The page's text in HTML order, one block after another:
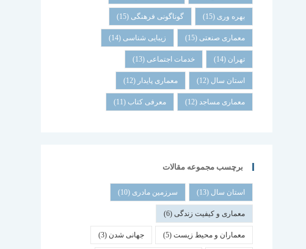
بهره وری (15) گوناگونی فرهنگی (15)
معماری صنعتی (15) زیبایی شناسی (14)
تهران (14) خدمات اجتماعی (13)
استان سال (12) معماری پایدار (12)
معماری مساجد(12) معرفی کتاب (11)
برچسب مجموعه مقالات
استان سال (13) سرزمین مادری (10)
معماری و کیفیت زندگی(6)
معماران و محیط زیست(5) جهانی شدن (3)